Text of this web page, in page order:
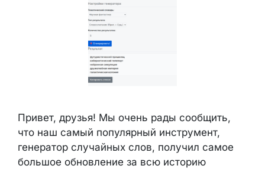
Привет, друзья! Мы очень рады сообщить,
что наш самый популярный инструмент,
генератор случайных слов, получил самое
большое обновление за всю историю